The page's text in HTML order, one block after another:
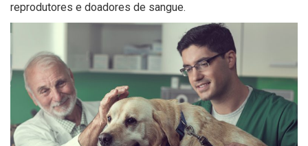
reprodutores e doadores de sangue.